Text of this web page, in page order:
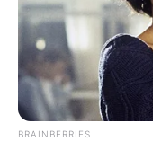
BRAINBERRIES